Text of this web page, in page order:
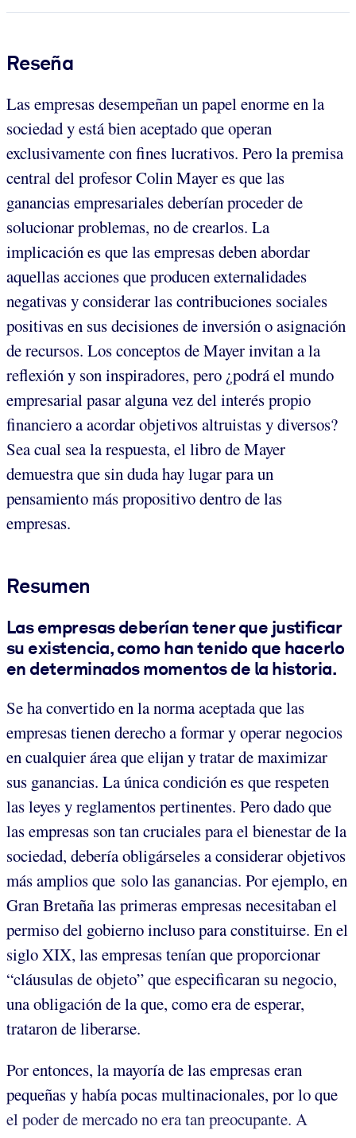
Reseña
Las empresas desempeñan un papel enorme en la
sociedad y está bien aceptado que operan
exclusivamente con fines lucrativos. Pero la premisa
central del profesor Colin Mayer es que las
ganancias empresariales deberían proceder de
solucionar problemas, no de crearlos. La
implicación es que las empresas deben abordar
aquellas acciones que producen externalidades
negativas y considerar las contribuciones sociales
positivas en sus decisiones de inversión o asignación
de recursos. Los conceptos de Mayer invitan a la
reflexión y son inspiradores, pero ¿podrá el mundo
empresarial pasar alguna vez del interés propio
financiero a acordar objetivos altruistas y diversos?
Sea cual sea la respuesta, el libro de Mayer
demuestra que sin duda hay lugar para un
pensamiento más propositivo dentro de las
empresas.
Resumen
Las empresas deberían tener que justificar
su existencia, como han tenido que hacerlo
en determinados momentos de la historia.
Se ha convertido en la norma aceptada que las
empresas tienen derecho a formar y operar negocios
en cualquier área que elijan y tratar de maximizar
sus ganancias. La única condición es que respeten
las leyes y reglamentos pertinentes. Pero dado que
las empresas son tan cruciales para el bienestar de la
sociedad, debería obligárseles a considerar objetivos
más amplios que solo las ganancias. Por ejemplo, en
Gran Bretaña las primeras empresas necesitaban el
permiso del gobierno incluso para constituirse. En el
siglo XIX, las empresas tenían que proporcionar
“cláusulas de objeto” que especificaran su negocio,
una obligación de la que, como era de esperar,
trataron de liberarse.
Por entonces, la mayoría de las empresas eran
pequeñas y había pocas multinacionales, por lo que
el poder de mercado no era tan preocupante. A